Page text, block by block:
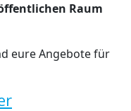
Raum
eure Angebote für